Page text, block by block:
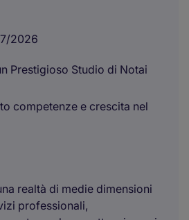
2026
Prestigioso Studio di Notai
competenze e crescita nel
realtà di medie dimensioni
professionali,